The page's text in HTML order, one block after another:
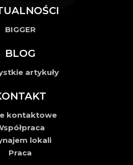
BIGGER
BLOG
artykuły
kontaktowe
lokali
Praca